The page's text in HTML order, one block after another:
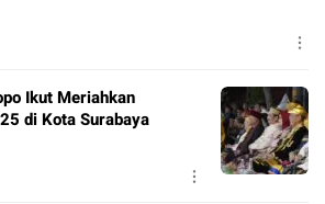
Ikut Meriahkan
di Kota Surabaya